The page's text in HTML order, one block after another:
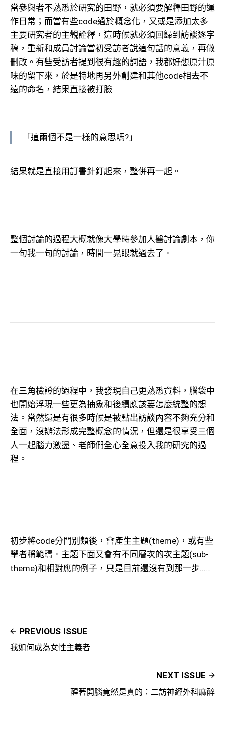
當參與者不熟悉於研究的田野，就必須要解釋田野的運
作日常；而當有些code過於概念化，又或是添加太多
主要研究者的主觀詮釋，這時候就必須回歸到訪談逐字
稿，重新和成員討論當初受訪者說這句話的意義，再做
刪改。有些受訪者提到很有趣的詞語，我都好想原汁原
味的留下來，於是特地再另外創建和其他code相去不
遠的命名，結果直接被打臉
「這兩個不是一樣的意思嗎?」
結果就是直接用訂書針釘起來，整併再一起。
整個討論的過程大概就像大學時參加人醫討論劇本，你
一句我一句的討論，時間一晃眼就過去了。
在三角檢證的過程中，我發現自己更熟悉資料，腦袋中
也開始浮現一些更為抽象和後續應該要怎麼統整的想
法。當然還是有很多時候是被點出訪談內容不夠充分和
全面，沒辦法形成完整概念的情況，但還是很享受三個
人一起腦力激盪、老師們全心全意投入我的研究的過
程。
初步將code分門別類後，會產生主題(theme)，或有些
學者稱範疇。主題下面又會有不同層次的次主題(sub-
theme)和相對應的例子，只是目前還沒有到那一步……
PREVIOUS ISSUE
我如何成為女性主義者
NEXT ISSUE
醒著開腦竟然是真的：二訪神經外科麻醉